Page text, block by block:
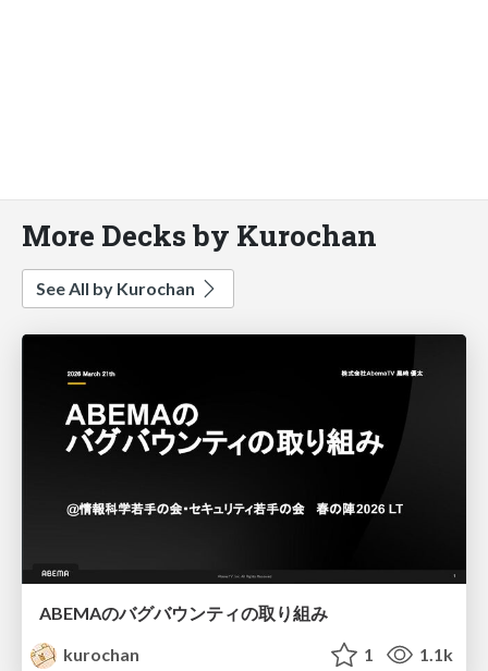
More Decks by Kurochan
See All by Kurochan
ABEMAのバグバウンティの取り組み
kurochan
1 1.1k